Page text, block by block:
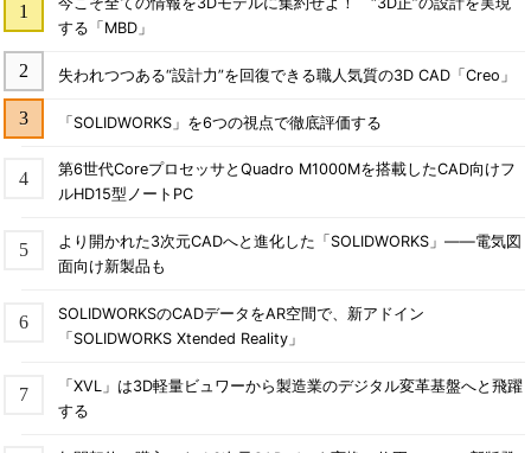
する「MBD」
失われつつある“設計力”を回復できる職人気質の3D CAD「Creo」
「SOLIDWORKS」を6つの視点で徹底評価する
第6世代CoreプロセッサとQuadro M1000Mを搭載したCAD向けフ
ルHD15型ノートPC
より開かれた3次元CADへと進化した「SOLIDWORKS」――電気図
面向け新製品も
SOLIDWORKSのCADデータをAR空間で、新アドイン
「SOLIDWORKS Xtended Reality」
「XVL」は3D軽量ビュワーから製造業のデジタル変革基盤へと飛躍
する